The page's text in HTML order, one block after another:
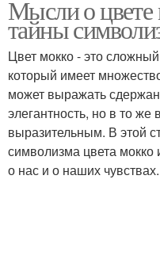
Мысли о цвете
тайны
Цвет мокко - это
который имеет
может выражать
элегантность, но в то
выразительным. В этой
символизма цвета мокко
о нас и о наших чувствах.